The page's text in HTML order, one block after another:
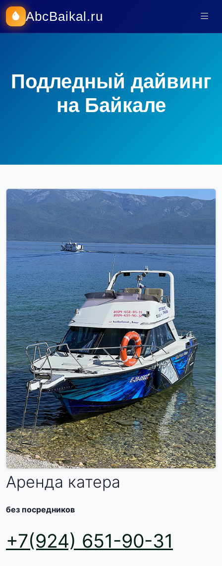
AbcBaikal.ru
Подледный дайвинг
на Байкале
Аренда катера
без посредников
+7(924) 651-90-31